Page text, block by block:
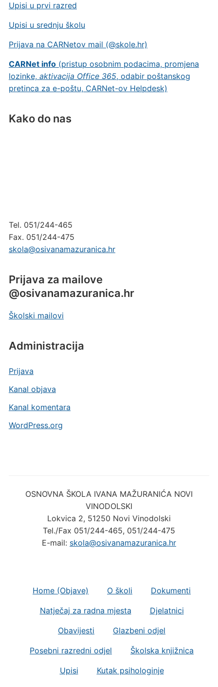
Upisi u prvi razred
Upisi u srednju školu
Prijava na CARNetov mail (@skole.hr)
CARNet info(pristup osobnim podacima, promjena
lozinke, aktivacija Office 365, odabir poštanskog
pretinca za e-poštu, CARNet-ov Helpdesk)
Kako do nas
Tel. 051/244-465
Fax. 051/244-475
skola@osivanamazuranica.hr
Prijava za mailove
@osivanamazuranica.hr
Školski mailovi
Administracija
Prijava
Kanal objava
Kanal komentara
WordPress.org
OSNOVNA ŠKOLA IVANA MAŽURANIĆA NOVI
VINODOLSKI
Lokvica 2, 51250 Novi Vinodolski
Tel./Fax 051/244-465, 051/244-475
E-mail: skola@osivanamazuranica.hr
Home (Objave) O školi Dokumenti
Natječaj za radna mjesta Djelatnici
Obavijesti Glazbeni odjel
Posebni razredni odjel Školska knjižnica
Upisi Kutak psihologinje